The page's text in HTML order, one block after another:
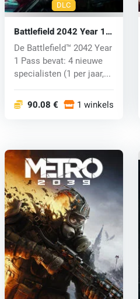
DLC
Battlefield 2042 Year 1
Pass (PC) key
De Battlefield™ 2042 Year
1 Pass bevat: 4 nieuwe
specialisten (1 per jaar,...
90.08 € 1 winkels